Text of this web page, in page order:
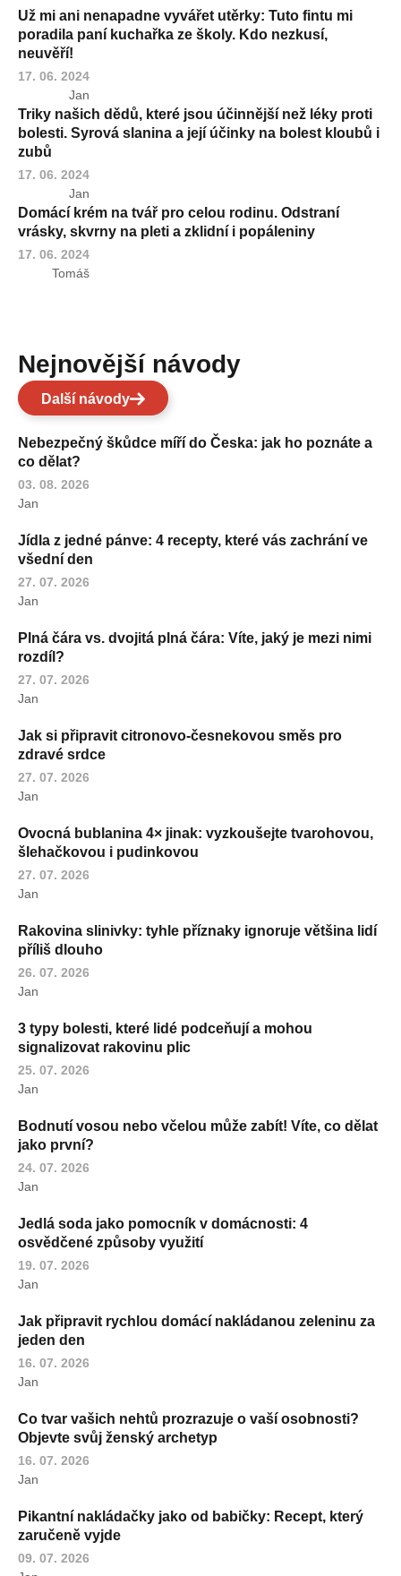
Už mi ani nenapadne vyvářet utěrky: Tuto fintu mi
poradila paní kuchařka ze školy. Kdo nezkusí,
neuvěří!
17. 06. 2024
Jan
Triky našich dědů, které jsou účinnější než léky proti
bolesti. Syrová slanina a její účinky na bolest kloubů i
zubů
17. 06. 2024
Jan
Domácí krém na tvář pro celou rodinu. Odstraní
vrásky, skvrny na pleti a zklidní i popáleniny
17. 06. 2024
Tomáš
Nejnovější návody
Další návody
Nebezpečný škůdce míří do Česka: jak ho poznáte a
co dělat?
03. 08. 2026
Jan
Jídla z jedné pánve: 4 recepty, které vás zachrání ve
všední den
27. 07. 2026
Jan
Plná čára vs. dvojitá plná čára: Víte, jaký je mezi nimi
rozdíl?
27. 07. 2026
Jan
Jak si připravit citronovo-česnekovou směs pro
zdravé srdce
27. 07. 2026
Jan
Ovocná bublanina 4× jinak: vyzkoušejte tvarohovou,
šlehačkovou i pudinkovou
27. 07. 2026
Jan
Rakovina slinivky: tyhle příznaky ignoruje většina lidí
příliš dlouho
26. 07. 2026
Jan
3 typy bolesti, které lidé podceňují a mohou
signalizovat rakovinu plic
25. 07. 2026
Jan
Bodnutí vosou nebo včelou může zabít! Víte, co dělat
jako první?
24. 07. 2026
Jan
Jedlá soda jako pomocník v domácnosti: 4
osvědčené způsoby využití
19. 07. 2026
Jan
Jak připravit rychlou domácí nakládanou zeleninu za
jeden den
16. 07. 2026
Jan
Co tvar vašich nehtů prozrazuje o vaší osobnosti?
Objevte svůj ženský archetyp
16. 07. 2026
Jan
Pikantní nakládačky jako od babičky: Recept, který
zaručeně vyjde
09. 07. 2026